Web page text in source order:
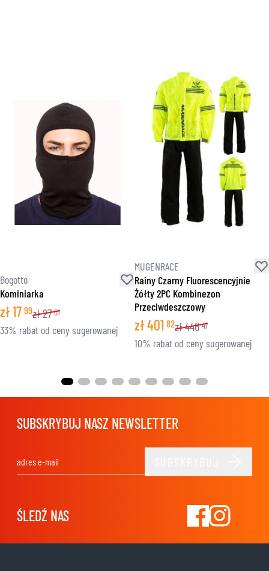
Bogotto
Kominiarka
zł17 99zł27 01
33% rabat od ceny sugerowanej
MUGENRACE
Rainy Czarny Fluorescencyjnie
Żółty 2PC Kombinezon
Przeciwdeszczowy
zł401 82zł446 47
10% rabat od ceny sugerowanej
SUBSKRYBUJ NASZ NEWSLETTER
ŚLEDŹ NAS